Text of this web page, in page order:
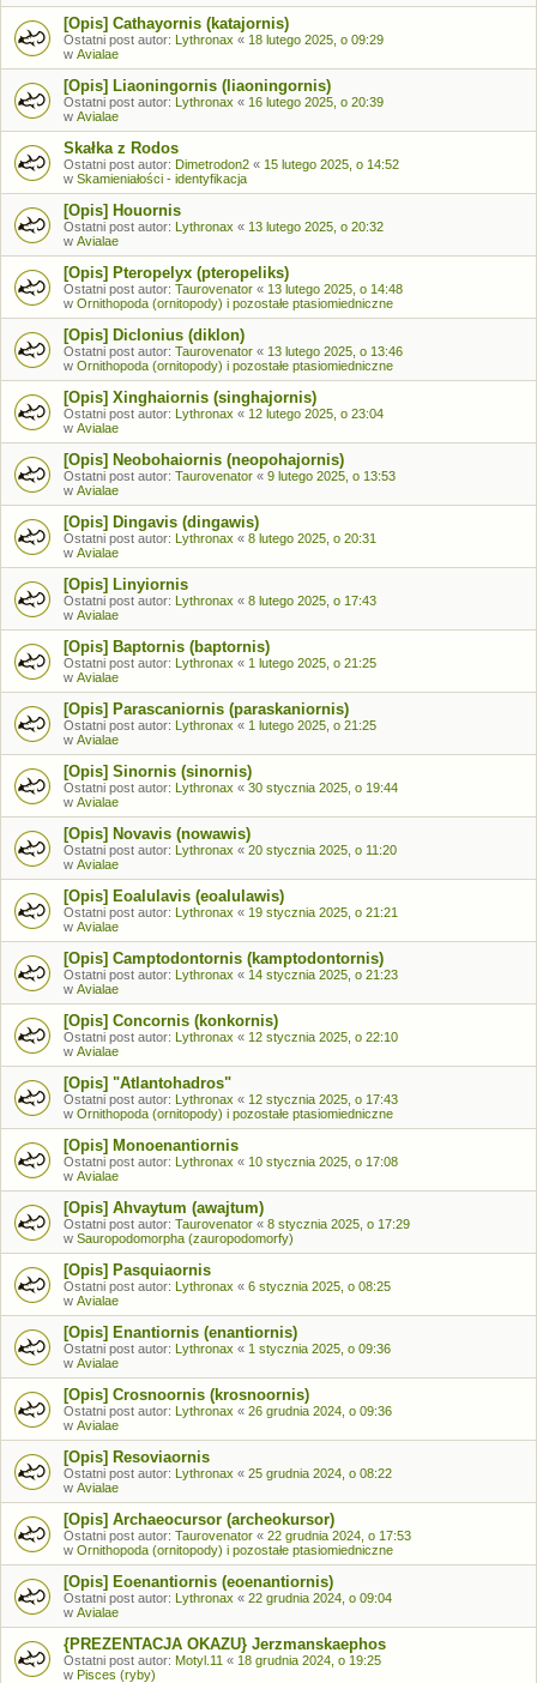
[Opis] Cathayornis (katajornis)
Ostatni post autor: Lythronax « 18 lutego 2025, o 09:29
w Avialae
[Opis] Liaoningornis (liaoningornis)
Ostatni post autor: Lythronax « 16 lutego 2025, o 20:39
w Avialae
Skałka z Rodos
Ostatni post autor: Dimetrodon2 « 15 lutego 2025, o 14:52
w Skamieniałości - identyfikacja
[Opis] Houornis
Ostatni post autor: Lythronax « 13 lutego 2025, o 20:32
w Avialae
[Opis] Pteropelyx (pteropeliks)
Ostatni post autor: Taurovenator « 13 lutego 2025, o 14:48
w Ornithopoda (ornitopody) i pozostałe ptasiomiedniczne
[Opis] Diclonius (diklon)
Ostatni post autor: Taurovenator « 13 lutego 2025, o 13:46
w Ornithopoda (ornitopody) i pozostałe ptasiomiedniczne
[Opis] Xinghaiornis (singhajornis)
Ostatni post autor: Lythronax « 12 lutego 2025, o 23:04
w Avialae
[Opis] Neobohaiornis (neopohajornis)
Ostatni post autor: Taurovenator « 9 lutego 2025, o 13:53
w Avialae
[Opis] Dingavis (dingawis)
Ostatni post autor: Lythronax « 8 lutego 2025, o 20:31
w Avialae
[Opis] Linyiornis
Ostatni post autor: Lythronax « 8 lutego 2025, o 17:43
w Avialae
[Opis] Baptornis (baptornis)
Ostatni post autor: Lythronax « 1 lutego 2025, o 21:25
w Avialae
[Opis] Parascaniornis (paraskaniornis)
Ostatni post autor: Lythronax « 1 lutego 2025, o 21:25
w Avialae
[Opis] Sinornis (sinornis)
Ostatni post autor: Lythronax « 30 stycznia 2025, o 19:44
w Avialae
[Opis] Novavis (nowawis)
Ostatni post autor: Lythronax « 20 stycznia 2025, o 11:20
w Avialae
[Opis] Eoalulavis (eoalulawis)
Ostatni post autor: Lythronax « 19 stycznia 2025, o 21:21
w Avialae
[Opis] Camptodontornis (kamptodontornis)
Ostatni post autor: Lythronax « 14 stycznia 2025, o 21:23
w Avialae
[Opis] Concornis (konkornis)
Ostatni post autor: Lythronax « 12 stycznia 2025, o 22:10
w Avialae
[Opis] "Atlantohadros"
Ostatni post autor: Lythronax « 12 stycznia 2025, o 17:43
w Ornithopoda (ornitopody) i pozostałe ptasiomiedniczne
[Opis] Monoenantiornis
Ostatni post autor: Lythronax « 10 stycznia 2025, o 17:08
w Avialae
[Opis] Ahvaytum (awajtum)
Ostatni post autor: Taurovenator « 8 stycznia 2025, o 17:29
w Sauropodomorpha (zauropodomorfy)
[Opis] Pasquiaornis
Ostatni post autor: Lythronax « 6 stycznia 2025, o 08:25
w Avialae
[Opis] Enantiornis (enantiornis)
Ostatni post autor: Lythronax « 1 stycznia 2025, o 09:36
w Avialae
[Opis] Crosnoornis (krosnoornis)
Ostatni post autor: Lythronax « 26 grudnia 2024, o 09:36
w Avialae
[Opis] Resoviaornis
Ostatni post autor: Lythronax « 25 grudnia 2024, o 08:22
w Avialae
[Opis] Archaeocursor (archeokursor)
Ostatni post autor: Taurovenator « 22 grudnia 2024, o 17:53
w Ornithopoda (ornitopody) i pozostałe ptasiomiedniczne
[Opis] Eoenantiornis (eoenantiornis)
Ostatni post autor: Lythronax « 22 grudnia 2024, o 09:04
w Avialae
{PREZENTACJA OKAZU} Jerzmanskaephos
Ostatni post autor: Motyl.11 « 18 grudnia 2024, o 19:25
w Pisces (ryby)